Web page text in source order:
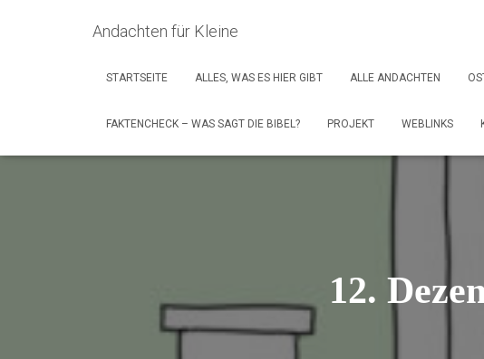
Andachten für Kleine
STARTSEITE ALLES, WAS ES HIER GIBT ALLE ANDACHTEN
FAKTENCHECK – WAS SAGT DIE BIBEL? PROJEKT WEBLINKS
12.